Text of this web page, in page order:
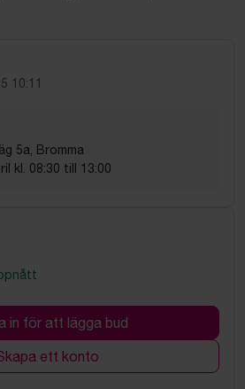
10:11
5a, Bromma
kl. 08:30 till 13:00
in för att lägga bud
ett konto